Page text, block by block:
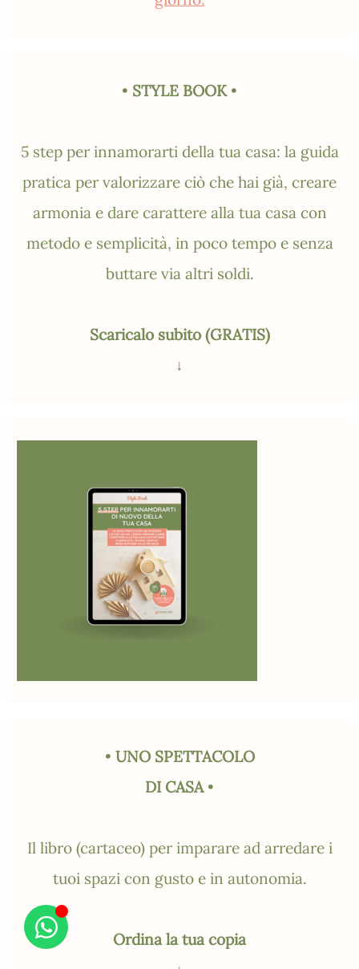
• STYLE BOOK•
5 step per innamorarti della tua casa: la guida
pratica per valorizzare ciò che hai già, creare
armonia e dare carattere alla tua casa con
metodo e semplicità, in poco tempo e senza
buttare via altri soldi.
Scaricalo subito (GRATIS)
↓
• UNO SPETTACOLO
DI CASA•
Il libro (cartaceo) per imparare ad arredare i
tuoi spazi con gusto e in autonomia.
Ordina la tua copia